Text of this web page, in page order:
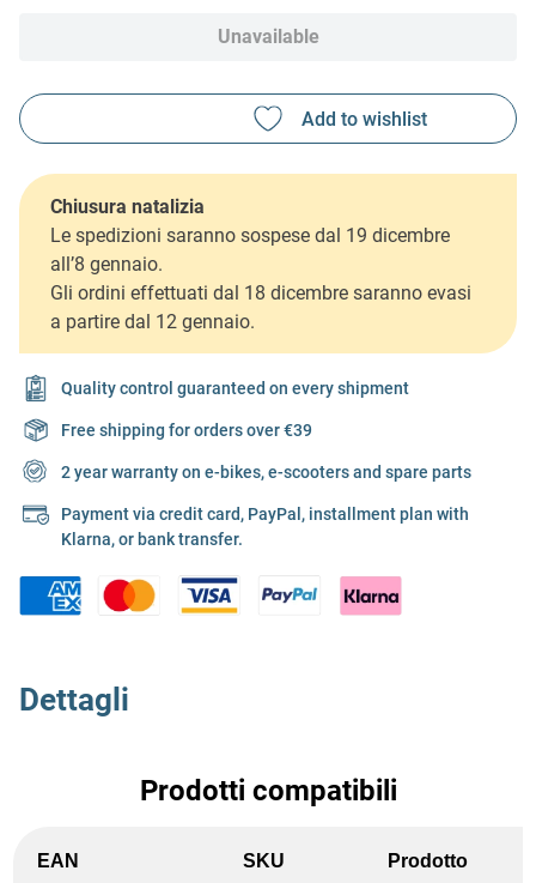
Unavailable
Chiusura natalizia
Le spedizioni saranno sospese dal 19 dicembre
all’8 gennaio.
Gli ordini effettuati dal 18 dicembre saranno evasi
a partire dal 12 gennaio.
Quality control guaranteed on every shipment
Free shipping for orders over €39
2 year warranty on e-bikes, e-scooters and spare parts
Payment via credit card, PayPal, installment plan with
Klarna, or bank transfer.
Dettagli
Prodotti compatibili
EAN SKU Prodotto